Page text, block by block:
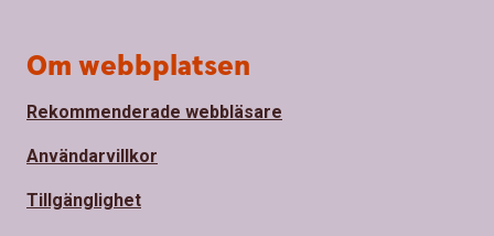
Om webbplatsen
Rekommenderade webbläsare
Användarvillkor
Tillgänglighet